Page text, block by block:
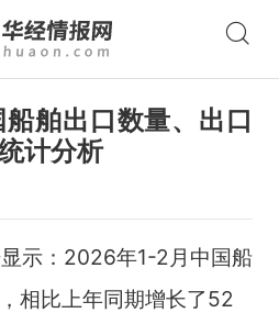
舶出口数量、出口
计分析
示：2026年1-2月中国船
相比上年同期增长了52